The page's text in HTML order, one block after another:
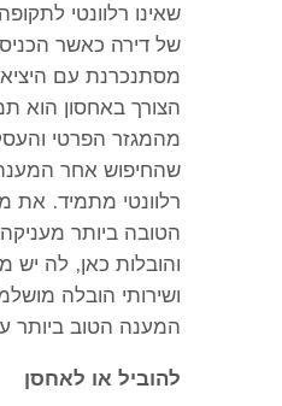
שאינו רלוונטי
של דירה כאשר
מסתנכרנת עם
הצורך באחסון הוא
מהמגזר הפרטי
שהחיפוש אחר המענה
רלוונטי מתמיד. את
הטובה ביותר
והובלות כאן, לה יש
ושירותי הובלה
המענה הטוב ביותר
להוביל או לאחסן